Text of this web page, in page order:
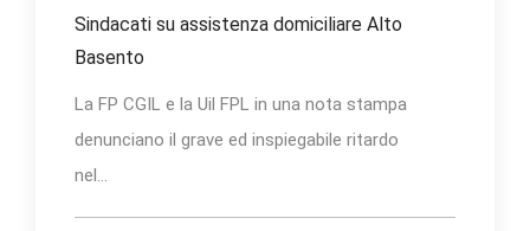
Sindacati su assistenza domiciliare Alto
Basento
La FP CGIL e la Uil FPL in una nota stampa
denunciano il grave ed inspiegabile ritardo
nel...